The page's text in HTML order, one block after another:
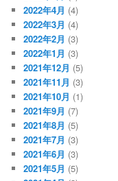
2022年4月 (4)
2022年3月 (4)
2022年2月 (3)
2022年1月 (3)
2021年12月 (5)
2021年11月 (3)
2021年10月 (1)
2021年9月 (7)
2021年8月 (5)
2021年7月 (3)
2021年6月 (3)
2021年5月 (5)